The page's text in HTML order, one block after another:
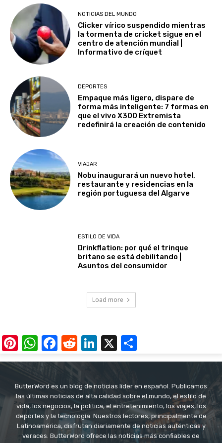
NOTICIAS DEL MUNDO
Clicker vírico suspendido mientras
la tormenta de cricket sigue en el
centro de atención mundial |
Informativo de críquet
DEPORTES
Empaque más ligero, dispare de
forma más inteligente: 7 formas en
que el vivo X300 Extremista
redefinirá la creación de contenido
VIAJAR
Nobu inaugurará un nuevo hotel,
restaurante y residencias en la
región portuguesa del Algarve
ESTILO DE VIDA
Drinkflation: por qué el trinque
britano se está debilitando |
Asuntos del consumidor
Load more
Pinterest
WhatsApp
Facebook
RedditLinkedIn
X
ButterWord es un blog de noticias líder en español. Publicamos
las últimas noticias de alta calidad sobre el mundo, el estilo de
vida, los negocios, la política, el entretenimiento, los viajes, los
deportes y la tecnología. Nuestros lectores, principalmente de
Latinoamérica, disfrutan diariamente de noticias auténticas y
veraces. ButterWord ofrece las noticias más confiables de